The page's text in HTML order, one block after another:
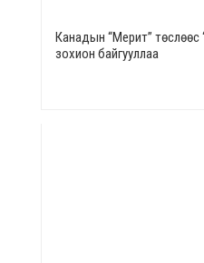
Канадын “Мерит” төслөөс
зохион байгууллаа